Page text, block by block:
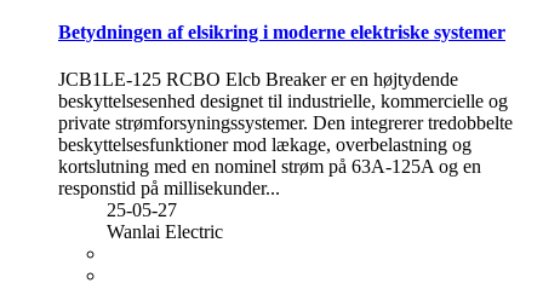
Betydningen af ​​​​elsikring i moderne elektriske systemer
JCB1LE-125 RCBO Elcb Breaker er en højtydende
beskyttelsesenhed designet til industrielle, kommercielle og
private strømforsyningssystemer. Den integrerer tredobbelte
beskyttelsesfunktioner mod lækage, overbelastning og
kortslutning med en nominel strøm på 63A-125A og en
responstid på millisekunder...
25-05-27
Wanlai Electric